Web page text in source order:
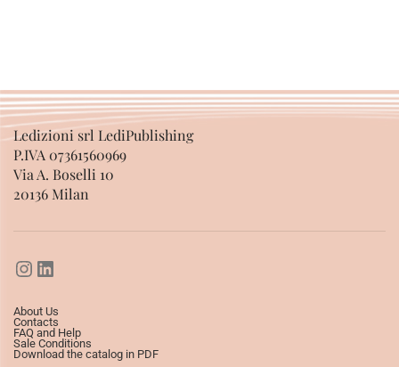
Ledizioni srl LediPublishing
P.IVA 07361560969
Via A. Boselli 10
20136 Milan
About Us
Contacts
FAQ and Help
Sale Conditions
Download the catalog in PDF